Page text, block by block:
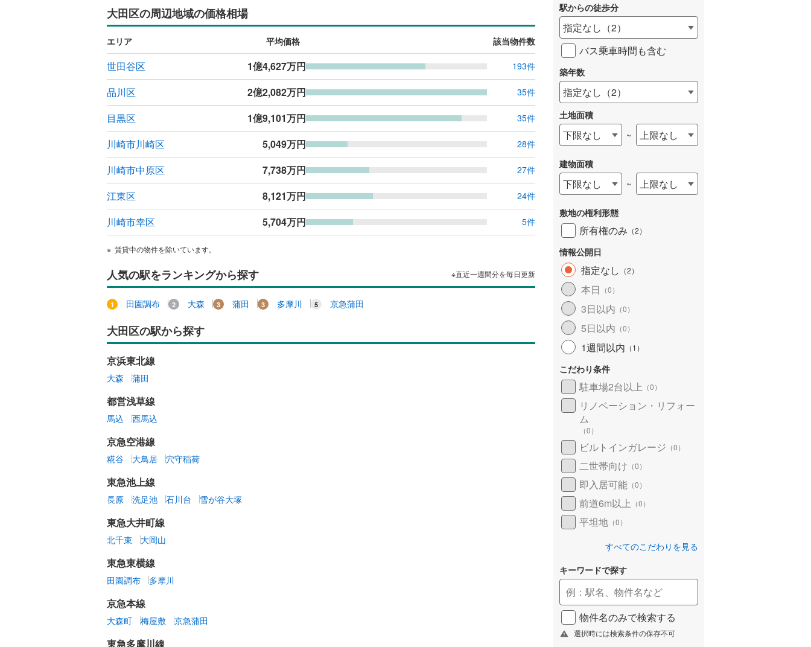
大田区の周辺地域の価格相場
エリア 平均価格 該当物件数
世田谷区 1億4,627万円 193件
品川区 2億2,082万円 35件
目黒区 1億9,101万円 35件
川崎市川崎区 5,049万円 28件
川崎市中原区 7,738万円 27件
江東区 8,121万円 24件
川崎市幸区 5,704万円 5件
賃貸中の物件を除いています。
人気の駅をランキングから探す ※直近一週間分を毎日更新
田園調布 大森 蒲田 多摩川 京急蒲田
大田区の駅から探す
京浜東北線
大森 蒲田
都営浅草線
馬込 西馬込
京急空港線
糀谷 大鳥居 穴守稲荷
東急池上線
長原 洗足池 石川台 雪が谷大塚
東急大井町線
北千束 大岡山
東急東横線
田園調布 多摩川
京急本線
大森町 梅屋敷 京急蒲田
東急多摩川線
駅からの徒歩分
指定なし （2）
バス乗車時間も含む
築年数
指定なし （2）
土地面積
下限なし ~ 上限なし
建物面積
下限なし ~ 上限なし
敷地の権利形態
所有権のみ （2）
情報公開日
指定なし （2）
本日 （0）
3日以内 （0）
5日以内 （0）
1週間以内 （1 ）
こだわり条件
駐車場2台以上 （0）
リノベーション・リフォー
ム
（0）
ビルトインガレージ （0）
二世帯向け （0）
即入居可能 （0）
前道6m以上 （0）
平坦地 （0）
すべてのこだわりを見る
キーワードで探す
物件名のみで検索する
選択時には検索条件の保存不可